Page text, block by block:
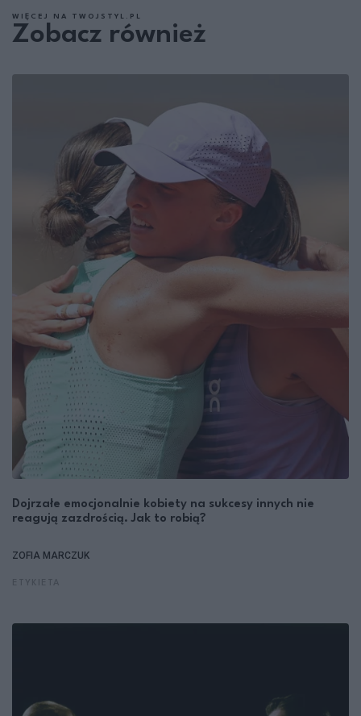
WIĘCEJ NA TWOJSTYL.PL
Zobacz również
Dojrzałe emocjonalnie kobiety na sukcesy innych nie
reagują zazdrością. Jak to robią?
ZOFIA MARCZUK